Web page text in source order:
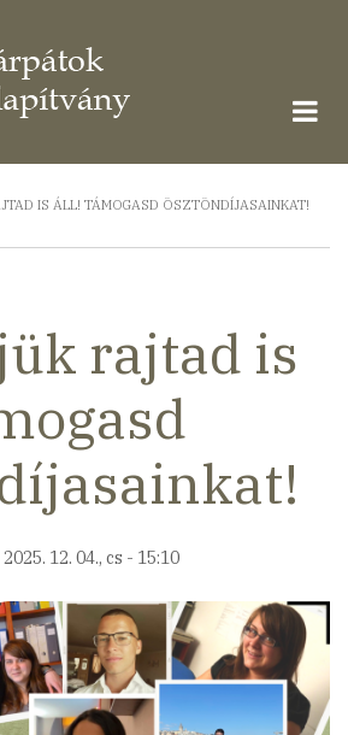
IS ÁLL! TÁMOGASD ÖSZTÖNDÍJASAINKAT!
rajtad is
2025. 12. 04., cs - 15:10